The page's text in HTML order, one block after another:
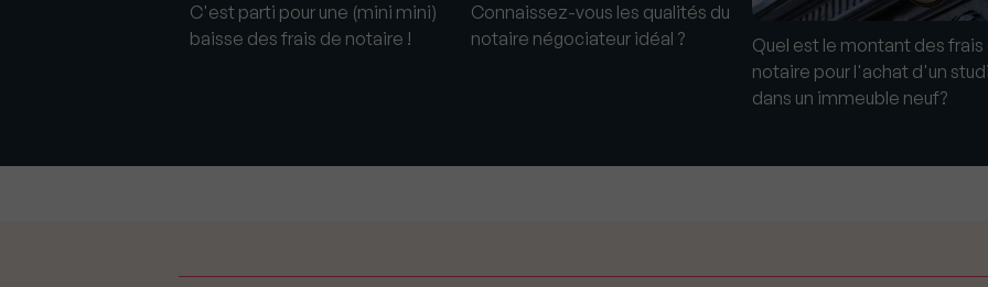
C'est parti pour une (mini mini)
baisse des frais de notaire !
Connaissez-vous les qualités du
notaire négociateur idéal ?
Quel est le montant des frais
notaire pour l'achat d'un
dans un immeuble neuf?